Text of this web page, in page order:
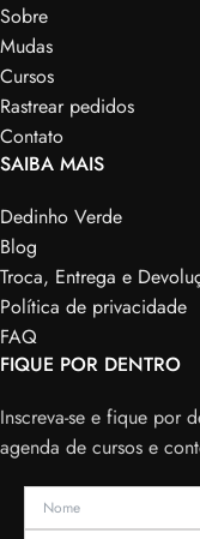
Sobre
Mudas
Cursos
Rastrear pedidos
Contato
SAIBA MAIS
Dedinho Verde
Blog
Troca, Entrega e
Política de privacidade
FAQ
FIQUE POR DENTRO
Inscreva-se e fique por
agenda de cursos e